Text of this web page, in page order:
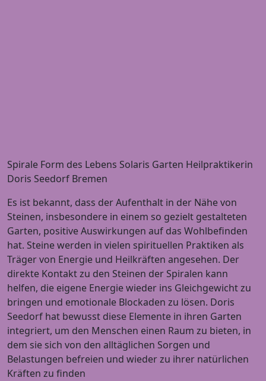
Spirale Form des Lebens Solaris Garten Heilpraktikerin
Doris Seedorf Bremen
Es ist bekannt, dass der Aufenthalt in der Nähe von
Steinen, insbesondere in einem so gezielt gestalteten
Garten, positive Auswirkungen auf das Wohlbefinden
hat. Steine ​​werden in vielen spirituellen Praktiken als
Träger von Energie und Heilkräften angesehen. Der
direkte Kontakt zu den Steinen der Spiralen kann
helfen, die eigene Energie wieder ins Gleichgewicht zu
bringen und emotionale Blockaden zu lösen. Doris
Seedorf hat bewusst diese Elemente in ihren Garten
integriert, um den Menschen einen Raum zu bieten, in
dem sie sich von den alltäglichen Sorgen und
Belastungen befreien und wieder zu ihrer natürlichen
Kräften zu finden